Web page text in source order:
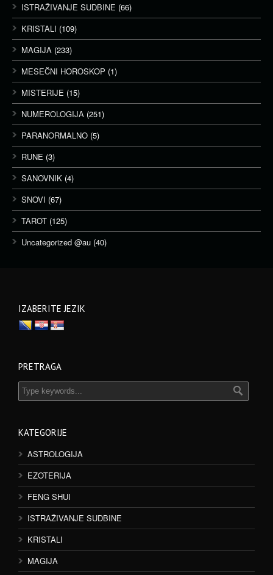
ISTRAŽIVANJE SUDBINE (66)
KRISTALI (109)
MAGIJA (233)
MESEČNI HOROSKOP (1)
MISTERIJE (15)
NUMEROLOGIJA (251)
PARANORMALNO (5)
RUNE (3)
SANOVNIK (4)
SNOVI (67)
TAROT (125)
Uncategorized @au (40)
IZABERITE JEZIK
PRETRAGA
KATEGORIJE
ASTROLOGIJA
EZOTERIJA
FENG SHUI
ISTRAŽIVANJE SUDBINE
KRISTALI
MAGIJA